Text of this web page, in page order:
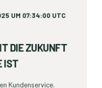
UM 07:34:00 UTC
DIE ZUKUNFT
IST
Kundenservice.